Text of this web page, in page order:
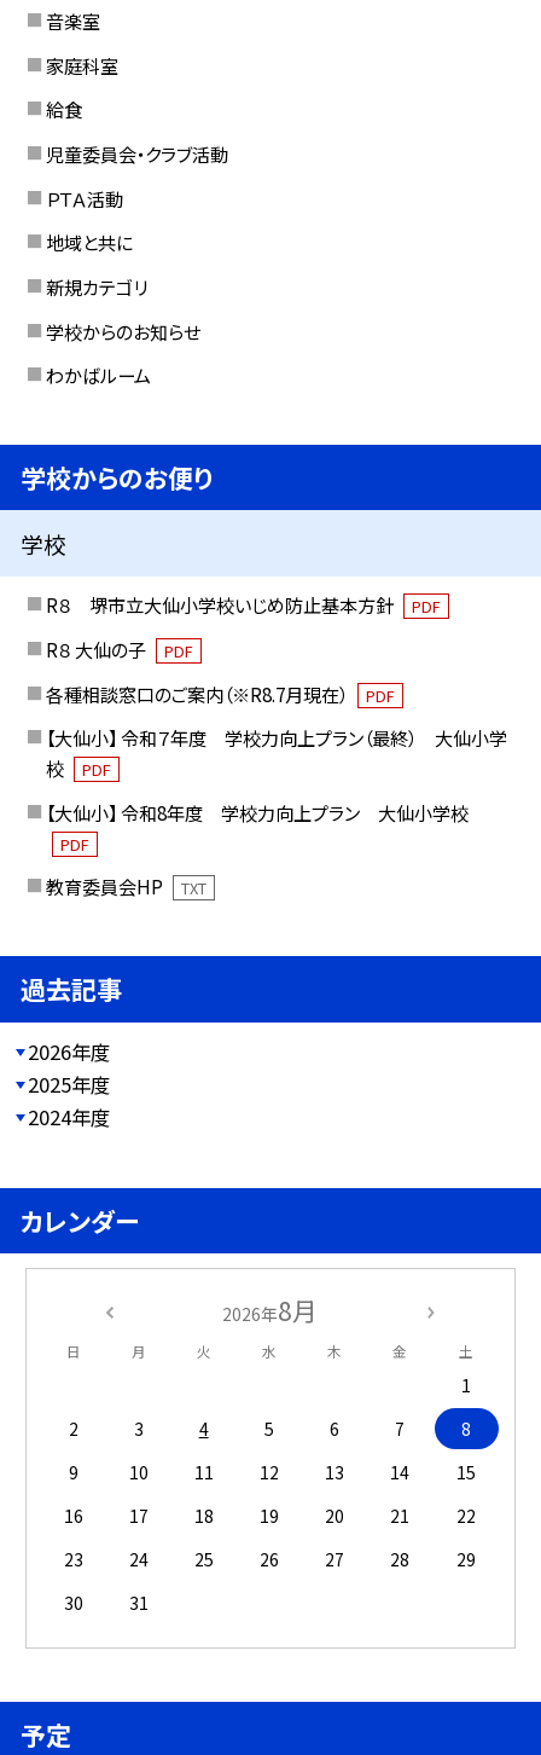
音楽室
家庭科室
給食
児童委員会・クラブ活動
ＰＴＡ活動
地域と共に
新規カテゴリ
学校からのお知らせ
わかばルーム
学校からのお便り
学校
R８ 堺市立大仙小学校いじめ防止基本方針 PDF
R８ 大仙の子 PDF
各種相談窓口のご案内（※R8.7月現在） PDF
【大仙小】 令和７年度 学校力向上プラン（最終） 大仙小学
校
PDF
【大仙小】 令和8年度 学校力向上プラン 大仙小学校
PDF
教育委員会HP TXT
過去記事
2026年度
2025年度
2024年度
カレンダー
2026年8月
日 月 火 水 木 金 土
1
2
3 4 5 6 7
8
9
10 11 12 13 14
15
16
17 18 19 20 21
22
23
24 25 26 27 28
29
30
31
予定